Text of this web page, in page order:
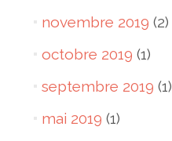
novembre 2019 (2)
octobre 2019 (1)
septembre 2019 (1)
mai 2019 (1)